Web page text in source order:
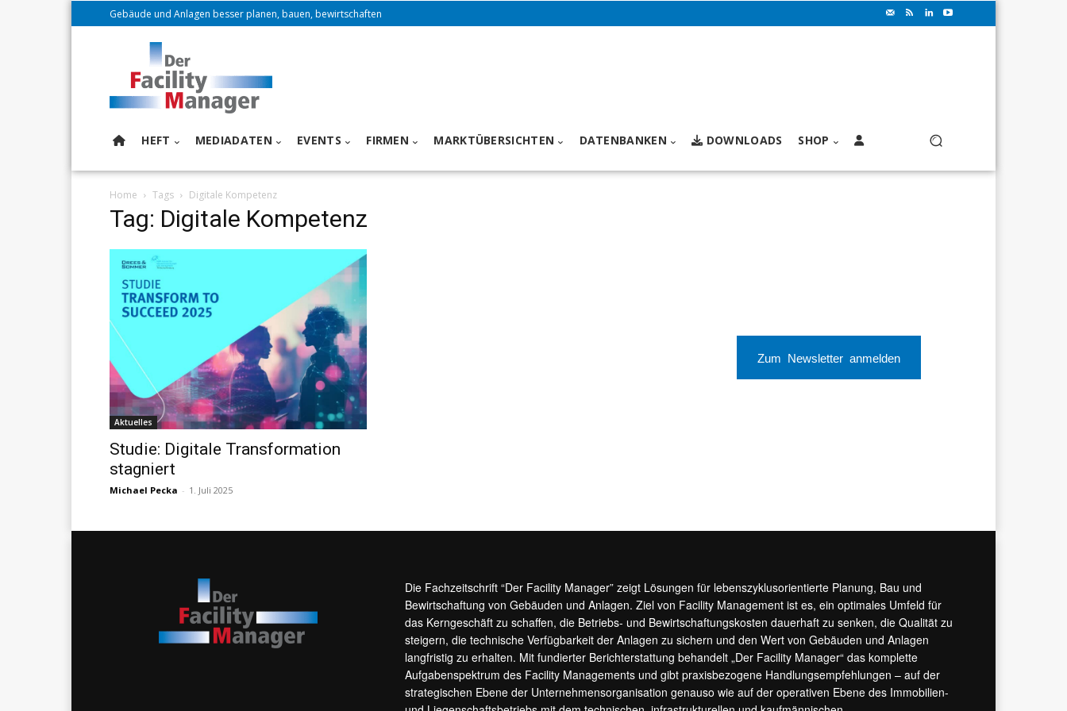
Gebäude und Anlagen besser planen, bauen, bewirtschaften
HEFT MEDIADATEN EVENTS FIRMEN MARKTÜBERSICHTEN DATENBANKEN DOWNLOADS SHOP
Home Tags Digitale Kompetenz
Tag: Digitale Kompetenz
Aktuelles
Studie: Digitale Transformation
stagniert
Michael Pecka - 1. Juli 2025
Zum Newsletter anmelden
Die Fachzeitschrift “Der Facility Manager” zeigt Lösungen für lebenszyklusorientierte Planung, Bau und
Bewirtschaftung von Gebäuden und Anlagen. Ziel von Facility Management ist es, ein optimales Umfeld für
das Kerngeschäft zu schaffen, die Betriebs- und Bewirtschaftungskosten dauerhaft zu senken, die Qualität zu
steigern, die technische Verfügbarkeit der Anlagen zu sichern und den Wert von Gebäuden und Anlagen
langfristig zu erhalten. Mit fundierter Berichterstattung behandelt „Der Facility Manager“ das komplette
Aufgabenspektrum des Facility Managements und gibt praxisbezogene Handlungsempfehlungen – auf der
strategischen Ebene der Unternehmensorganisation genauso wie auf der operativen Ebene des Immobilien-